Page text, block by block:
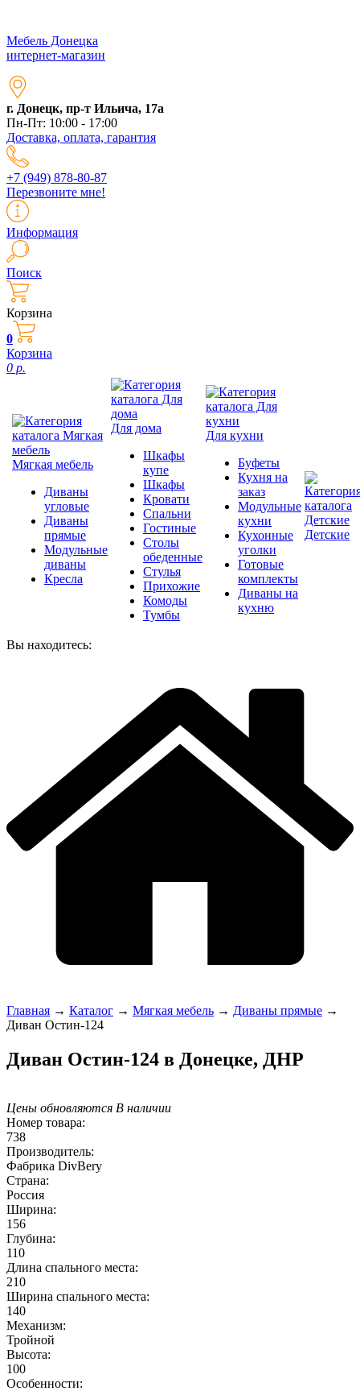
Мебель Донецка
интернет-магазин
г. Донецк, пр-т Ильича, 17а
Пн-Пт: 10:00 - 17:00
Доставка, оплата, гарантия
+7 (949) 878-80-87
Перезвоните мне!
Информация
Поиск
Корзина
0
Корзина
0 р.
Мягкая мебель
Диваны
угловые
Диваны
прямые
Модульные
диваны
Кресла
Для дома
Шкафы
купе
Шкафы
Кровати
Спальни
Гостиные
Столы
обеденные
Стулья
Прихожие
Комоды
Тумбы
Для кухни
Буфеты
Кухня на
заказ
Модульные
кухни
Кухонные
уголки
Готовые
комплекты
Диваны на
кухню
Детские
Вы находитесь:
Главная → Каталог → Мягкая мебель → Диваны прямые →
Диван Остин-124
Диван Остин-124 в Донецке, ДНР
Цены обновляются В наличии
Номер товара:
738
Производитель:
Фабрика DivBery
Страна:
Россия
Ширина:
156
Глубина:
110
Длина спального места:
210
Ширина спального места:
140
Механизм:
Тройной
Высота:
100
Особенности: